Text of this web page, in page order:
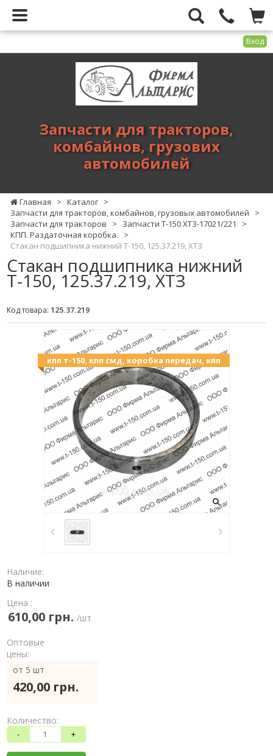
Вход
тракторов,
комбайнов,
Запчасти для тракторов,
комбайнов, грузових
автомобилей
Главная > Каталог >
Запчасти для тракторов, комбайнов, грузовых автомобилей
>
Запчасти для тракторов
> Запчасти Т-150 ХТЗ-17021/221
>
КПП. Раздаточная коробка.
>
Стакан подшипника нижний Т-150, 125.37.219, ХТЗ
Стакан подшипника нижний
Т-150, 125.37.219, ХТЗ
Код товара: 125.37.219
кпп т-150, кпп смд, коробка передач, кпп
Наличие:
В наличии
Цена :
610,00 грн. /шт
Оптовые
цены:
от 5 шт
420,00 грн.
Количество:
- +